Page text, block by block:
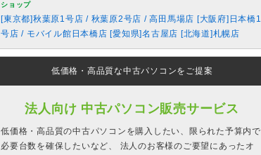
ショップ
[東京都]秋葉原1号店 / 秋葉原2号店 / 高田馬場店 [大阪府]日本橋1
号店 / モバイル館日本橋店 [愛知県]名古屋店 [北海道]札幌店
低価格・高品質な中古パソコンをご提案
法人向け 中古パソコン販売サービス
低価格・高品質の中古パソコンを購入したい、限られた予算内で
必要台数を確保したいなど、 法人のお客様のご要望にあったオ